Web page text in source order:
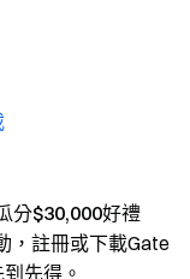
分$30,000好禮
，註冊或下載Gate
先得。